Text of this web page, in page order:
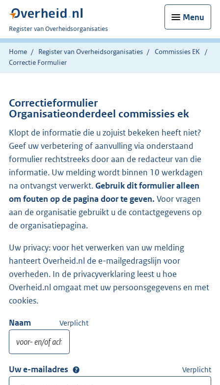
Menu
U
bent
nu
hier:
Register van Overheidsorganisaties
Home Register van Overheidsorganisaties
Commissies EK
Correctie Formulier
Correctieformulier
Organisatieonderdeel commissies ek
Klopt de informatie die u zojuist bekeken heeft niet?
Geef uw verbetering of aanvulling via onderstaand
formulier rechtstreeks door aan de redacteur van die
informatie. Uw melding wordt binnen 10 werkdagen
na ontvangst verwerkt.Gebruik dit formulier alleen
om fouten op de pagina door te geven. Voor vragen
aan de organisatie gebruikt u de contactgegevens op
de organisatiepagina.
Uw privacy: voor het verwerken van uw melding
hanteert Overheid.nl de e-mailgedragslijn voor
overheden. In de privacyverklaring leest u hoe
Overheid.nl omgaat met uw persoonsgegevens en met
cookies.
Naam Verplicht
Uw e-mailadres Verplicht